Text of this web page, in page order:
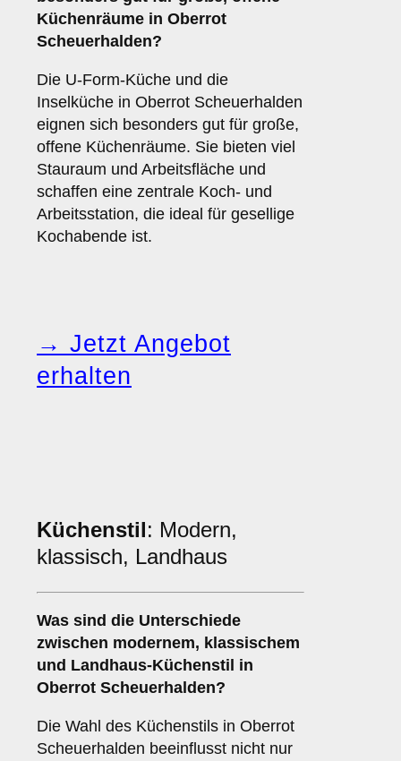
Küchenräume in Oberrot
Scheuerhalden?
Die U-Form-Küche und die
Inselküche in Oberrot Scheuerhalden
eignen sich besonders gut für große,
offene Küchenräume. Sie bieten viel
Stauraum und Arbeitsfläche und
schaffen eine zentrale Koch- und
Arbeitsstation, die ideal für gesellige
Kochabende ist.
→ Jetzt Angebot
erhalten
Küchenstil: Modern,
klassisch, Landhaus
Was sind die Unterschiede
zwischen modernem, klassischem
und Landhaus-Küchenstil in
Oberrot Scheuerhalden?
Die Wahl des Küchenstils in Oberrot
Scheuerhalden beeinflusst nicht nur